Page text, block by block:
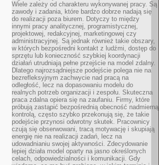
Wiele zależy od charakteru wykonywanej pracy. Są
zawody i zadania, które bardzo dobrze nadają się
do realizacji poza biurem. Dotyczy to między
innymi pracy analitycznej, programistycznej,
projektowej, redakcyjnej, marketingowej czy
administracyjnej. Są jednak również takie obszary,
w których bezpośredni kontakt z ludźmi, dostęp do
sprzętu lub konieczność szybkiej koordynacji
działań utrudniają pełne przejście na model zdalny.
Dlatego najrozsądniejsze podejście polega nie na
bezrefleksyjnym zachwycie nad pracą na
odległość, lecz na dopasowaniu modelu do
realnych potrzeb organizacji i zespołu. Skuteczna
praca zdalna opiera się na zaufaniu. Firmy, które
próbują zastąpić bezpośrednią obecność nadmierną
kontrolą, często szybko przekonują się, że takie
podejście przynosi odwrotny skutek. Pracownicy
czują się obserwowani, tracą motywację i skupiają
energię nie na realizacji zadań, lecz na
udowadnianiu swojej aktywności. Zdecydowanie
lepiej działa model oparty na jasno określonych
celach, odpowiedzialności i komunikacji. Gdy